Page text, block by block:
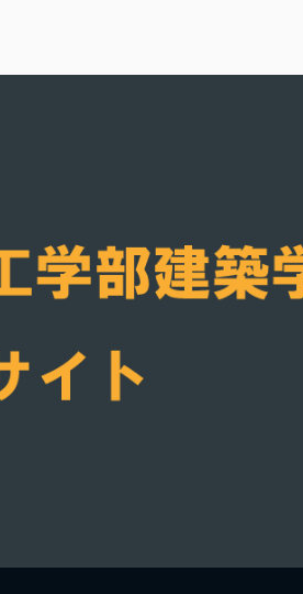
部建築学系